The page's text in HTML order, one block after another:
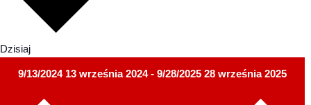
Dzisiaj
9/13/2024 13 września 2024- 9/28/2025 28 września 2025